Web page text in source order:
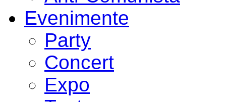
Evenimente
Party
Concert
Expo